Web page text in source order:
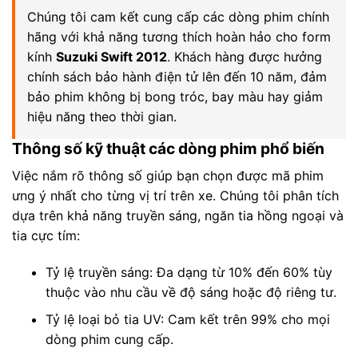
Chúng tôi cam kết cung cấp các dòng phim chính
hãng với khả năng tương thích hoàn hảo cho form
kính Suzuki Swift 2012. Khách hàng được hưởng
chính sách bảo hành điện tử lên đến 10 năm, đảm
bảo phim không bị bong tróc, bay màu hay giảm
hiệu năng theo thời gian.
Thông số kỹ thuật các dòng phim phổ biến
Việc nắm rõ thông số giúp bạn chọn được mã phim
ưng ý nhất cho từng vị trí trên xe. Chúng tôi phân tích
dựa trên khả năng truyền sáng, ngăn tia hồng ngoại và
tia cực tím:
Tỷ lệ truyền sáng: Đa dạng từ 10% đến 60% tùy
thuộc vào nhu cầu về độ sáng hoặc độ riêng tư.
Tỷ lệ loại bỏ tia UV: Cam kết trên 99% cho mọi
dòng phim cung cấp.